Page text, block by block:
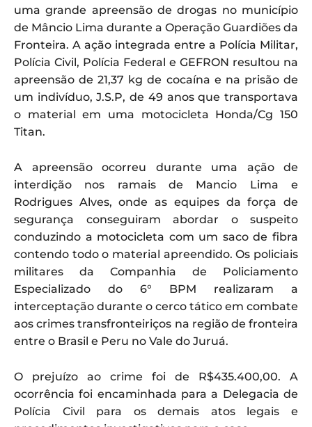
uma grande apreensão de drogas no município
de Mâncio Lima durante a Operação Guardiões da
Fronteira. A ação integrada entre a Polícia Militar,
Polícia Civil, Polícia Federal e GEFRON resultou na
apreensão de 21,37 kg de cocaína e na prisão de
um indivíduo, J.S.P, de 49 anos que transportava
o material em uma motocicleta Honda/Cg 150
Titan.
A apreensão ocorreu durante uma ação de
interdição nos ramais de Mancio Lima e
Rodrigues Alves, onde as equipes da força de
segurança conseguiram abordar o suspeito
conduzindo a motocicleta com um saco de fibra
contendo todo o material apreendido. Os policiais
militares da Companhia de Policiamento
Especializado do 6° BPM realizaram a
interceptação durante o cerco tático em combate
aos crimes transfronteiriços na região de fronteira
entre o Brasil e Peru no Vale do Juruá.
O prejuízo ao crime foi de R$435.400,00. A
ocorrência foi encaminhada para a Delegacia de
Polícia Civil para os demais atos legais e